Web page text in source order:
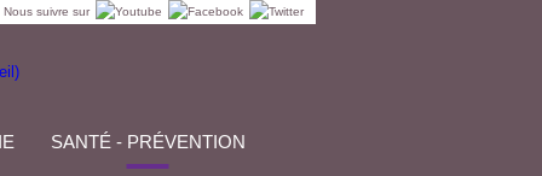
Nous suivre sur
SANTÉ - PRÉVENTION